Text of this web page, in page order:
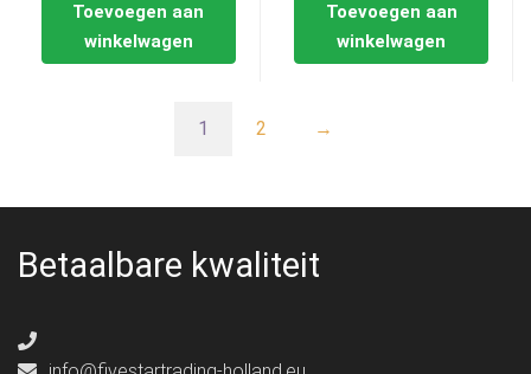
Toevoegen aan
winkelwagen
Toevoegen aan
winkelwagen
1 2 →
Betaalbare kwaliteit